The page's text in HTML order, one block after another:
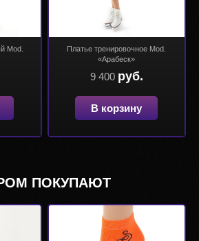
Mod.
Платье тренировочное Mod.
«Арабеск»
9 400 руб.
В корзину
ПОКУПАЮТ